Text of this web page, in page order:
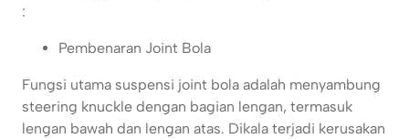
:
Pembenaran Joint Bola
Fungsi utama suspensi joint bola adalah menyambung
steering knuckle dengan bagian lengan, termasuk
lengan bawah dan lengan atas. Dikala terjadi kerusakan